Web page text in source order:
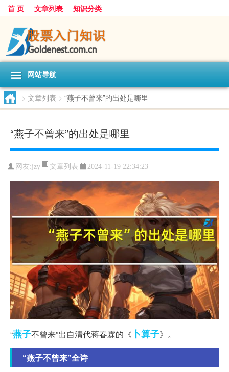
首 页 文章列表 知识分类
网站导航
> 文章列表 > “燕子不曾来”的出处是哪里
“燕子不曾来”的出处是哪里
网友:jzy 文章列表 2024-11-19 22:34:23
“燕子不曾来”出自清代蒋春霖的《 卜算子》。
“燕子不曾来”全诗